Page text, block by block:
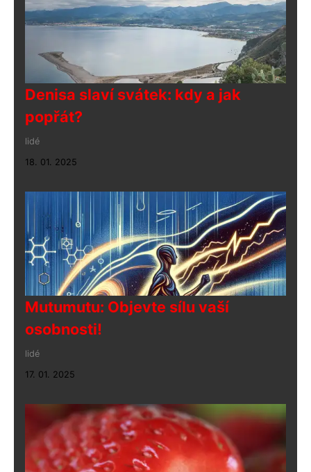
Denisa slaví svátek: kdy a jak
popřát?
lidé
18. 01. 2025
Mutumutu: Objevte sílu vaší
osobnosti!
lidé
17. 01. 2025